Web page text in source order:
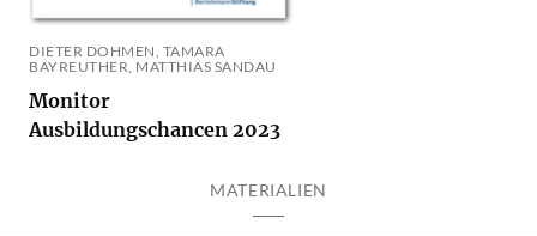
DIETER DOHMEN, TAMARA
BAYREUTHER, MATTHIAS SANDAU
Monitor
Ausbildungschancen 2023
MATERIALIEN